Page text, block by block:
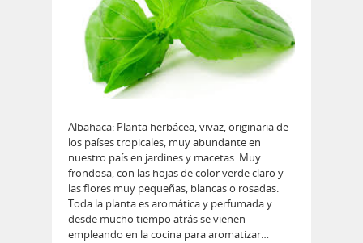
Albahaca: Planta herbácea, vivaz, originaria de
los paí­ses tropicales, muy abundante en
nuestro país en jardines y macetas. Muy
frondosa, con las hojas de color verde claro y
las flores muy pequeñas, blancas o rosadas.
Toda la planta es aromática y perfumada y
desde mucho tiempo atrás se vienen
empleando en la cocina para aromatizar…